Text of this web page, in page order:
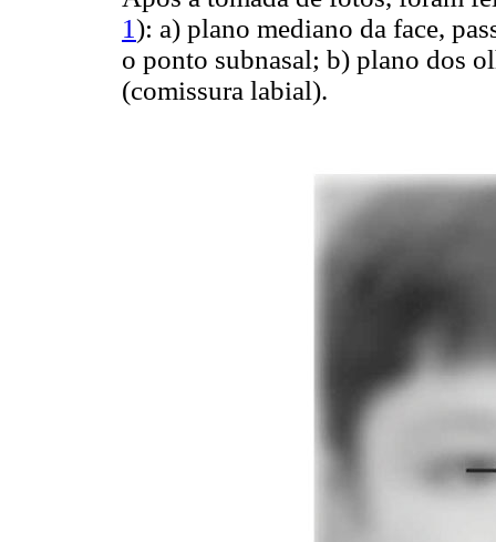
1): a) plano mediano da face,
o ponto subnasal; b) plano dos
(comissura labial).